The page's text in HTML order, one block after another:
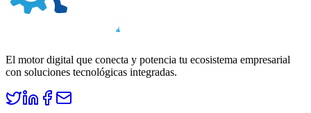
El motor digital que conecta y potencia tu ecosistema empresarial
con soluciones tecnológicas integradas.